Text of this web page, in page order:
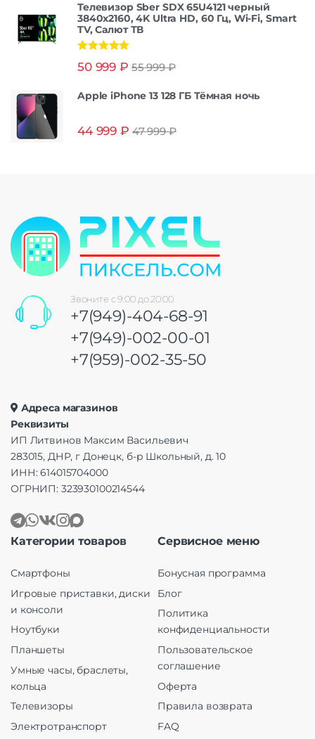
Телевизор Sber SDX 65U4121 черный
3840x2160, 4K Ultra HD, 60 Гц, Wi-Fi, Smart
TV, Салют ТВ
из 5
50 999 ₽ 55 999₽
Apple iPhone 13 128 ГБ Тёмная ночь
44 999 ₽ 47 999₽
Звоните с 9:00 до 20:00
+7(949)-404-68-91
+7(949)-002-00-01
+7(959)-002-35-50
Адреса магазинов
Реквизиты
ИП Литвинов Максим Васильевич
283015, ДНР, г Донецк, б-р Школьный, д. 10
ИНН: 614015704000
ОГРНИП: 323930100214544
Категории товаров
Смартфоны
Игровые приставки, диски
и консоли
Ноутбуки
Планшеты
Умные часы, браслеты,
кольца
Телевизоры
Электротранспорт
Сервисное меню
Бонусная программа
Блог
Политика
конфиденциальности
Пользовательское
соглашение
Оферта
Правила возврата
FAQ